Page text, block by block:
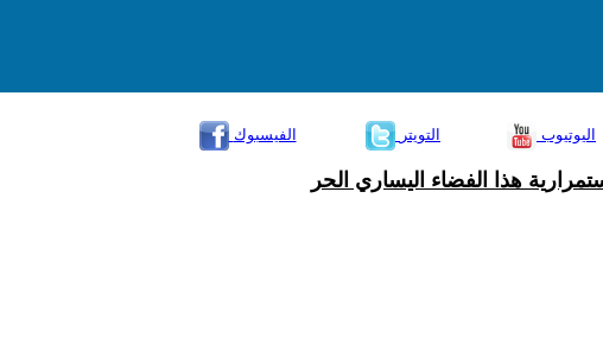
الفيسبوك
التويتر اليوتيوب
هذا الفضاء اليساري الحر